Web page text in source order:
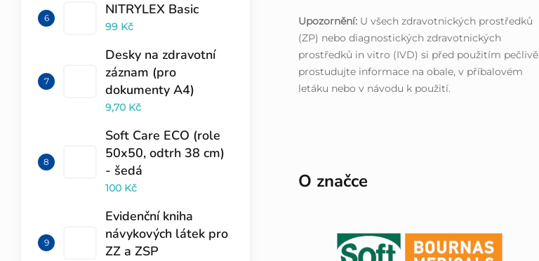
NITRYLEX Basic
99 Kč
Desky na zdravotní
záznam (pro
dokumenty A4)
9,70 Kč
Soft Care ECO (role
50x50, odtrh 38 cm)
- šedá
100 Kč
Evidenční kniha
návykových látek pro
ZZ a ZSP
Upozornění: U všech zdravotnických prostředků
(ZP) nebo diagnostických zdravotnických
prostředků in vitro (IVD) si před použitím pečlivě
prostudujte informace na obale, v příbalovém
letáku nebo v návodu k použití.
O značce